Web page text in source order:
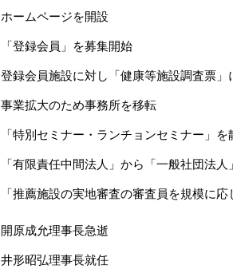
ホームページを開設
「登録会員」を募集開始
登録会員施設に対し「健康等施設調査票」
事業拡大のため事務所を移転
「特別セミナー・ランチョンセミナー」を
「有限責任中間法人」から「一般社団法
「推薦施設の実地審査の審査員を規模に
開原成允理事長急逝
井形昭弘理事長就任